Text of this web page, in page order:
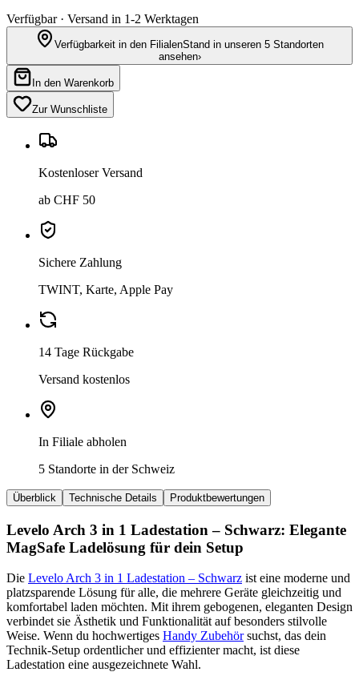
Verfügbar · Versand in 1-2 Werktagen
Verfügbarkeit in den FilialenStand in unseren 5 Standorten
ansehen›
In den Warenkorb
Zur Wunschliste
Kostenloser Versand
ab CHF 50
Sichere Zahlung
TWINT, Karte, Apple Pay
14 Tage Rückgabe
Versand kostenlos
In Filiale abholen
5 Standorte in der Schweiz
Überblick Technische Details Produktbewertungen
Levelo Arch 3 in 1 Ladestation – Schwarz: Elegante
MagSafe Ladelösung für dein Setup
Die Levelo Arch 3 in 1 Ladestation – Schwarz ist eine moderne und
platzsparende Lösung für alle, die mehrere Geräte gleichzeitig und
komfortabel laden möchten. Mit ihrem gebogenen, eleganten Design
verbindet sie Ästhetik und Funktionalität auf besonders stilvolle
Weise. Wenn du hochwertiges Handy Zubehörsuchst, das dein
Technik-Setup ordentlicher und effizienter macht, ist diese
Ladestation eine ausgezeichnete Wahl.